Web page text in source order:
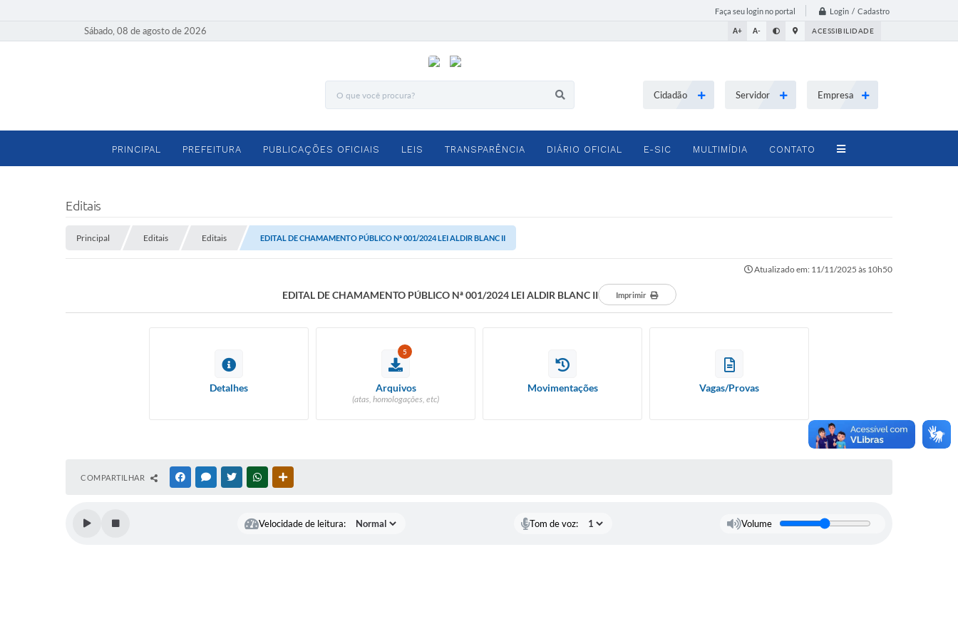
Faça seu login no portal Login / Cadastro
Sábado, 08 de agosto de 2026 A+ A- ACESSIBILIDADE
Cidadão Servidor Empresa
PRINCIPAL PREFEITURA PUBLICAÇÕES OFICIAIS LEIS TRANSPARÊNCIA DIÁRIO OFICIAL E-SIC MULTIMÍDIA CONTATO
Editais
Principal Editais Editais EDITAL DE CHAMAMENTO PÚBLICO Nª 001/2024 LEI ALDIR BLANC II
Atualizado em: 11/11/2025 às 10h50
EDITAL DE CHAMAMENTO PÚBLICO Nª 001/2024 LEI ALDIR BLANC II Imprimir
Detalhes
5
Arquivos
(atas, homologações, etc)
Movimentações Vagas/Provas
COMPARTILHAR FACEBOOKMESSENGER
TWITTERWHATSAPP
Velocidade de leitura: Tom de voz: Volume